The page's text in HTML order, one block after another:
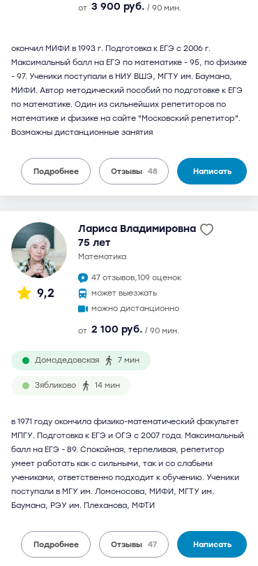
от 3 900 руб. / 90 мин.
окончил МИФИ в 1993 г. Подготовка к ЕГЭ с 2006 г.
Максимальный балл на ЕГЭ по математике - 95, по физике
- 97. Ученики поступали в НИУ ВШЭ, МГТУ им. Баумана,
МИФИ. Автор методический пособий по подготовке к ЕГЭ
по математике. Один из сильнейших репетиторов по
математике и физике на сайте "Московский репетитор".
Возможны дистанционные занятия
Подробнее Отзывы 48 Написать
9,2
Лариса Владимировна
75 лет
математика
47 отзывов,109 оценок
может выезжать
можно дистанционно
от 2 100 руб. / 90 мин.
Домодедовская 7 мин
Зябликово 14 мин
в 1971 году окончила физико-математический факультет
МПГУ. Подготовка к ЕГЭ и ОГЭ с 2007 года. Максимальный
балл на ЕГЭ - 89. Спокойная, терпеливая, репетитор
умеет работать как с сильными, так и со слабыми
учениками, ответственно подходит к обучению. Ученики
поступали в МГУ им. Ломоносова, МИФИ, МГТУ им.
Баумана, РЭУ им. Плеханова, МФТИ
Подробнее Отзывы 47 Написать